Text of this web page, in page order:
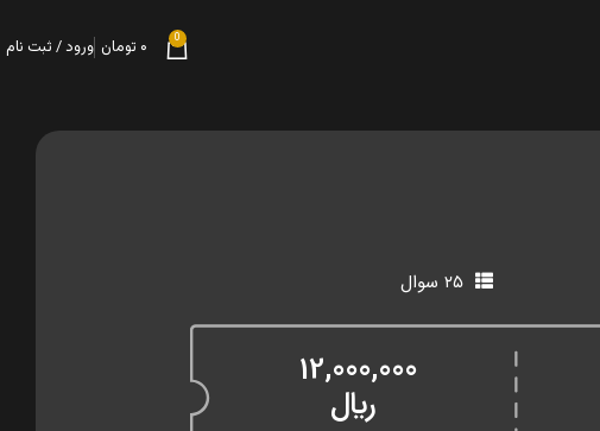
0 ۰ تومان ورود / ثبت نام
۲۵ سوال
12,000,000
﷼